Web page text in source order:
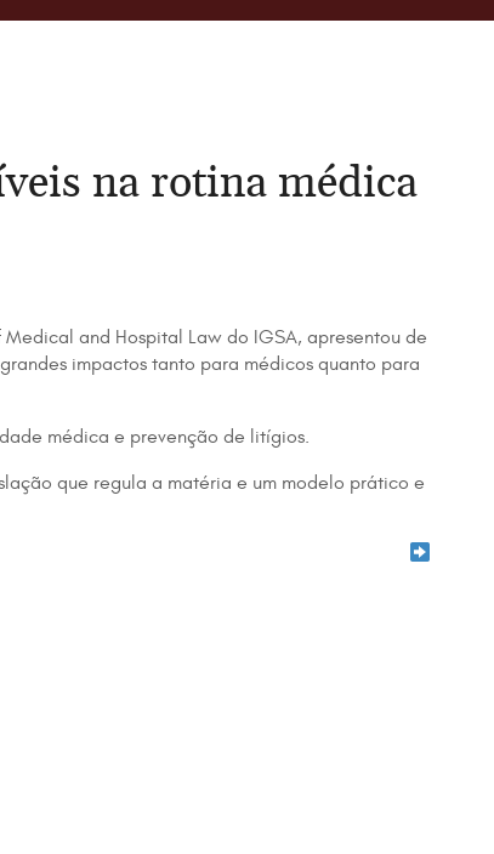
na rotina médica
and Hospital Law do IGSA, apresentou de
impactos tanto para médicos quanto para
médica e prevenção de litígios.
que regula a matéria e um modelo prático e